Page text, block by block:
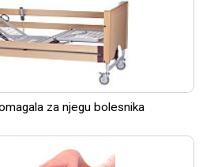
za njegu bolesnika